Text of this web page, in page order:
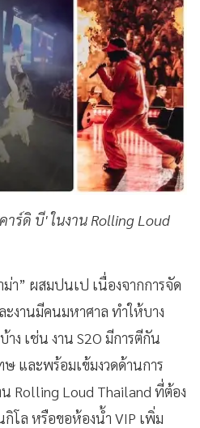
ร์ดิ บี' ในงาน Rolling Loud
ม่า” ผสมปนเป เนื่องจากการจัด
งานมีคนมหาศาล ทำให้บาง
าง เช่น งาน S2O มีการตีกัน
และพร้อมเข้มงวดด้านการ
Rolling Loud Thailand ที่ต้อง
กิโล หรือขอห้องน้ำ VIP เพิ่ม